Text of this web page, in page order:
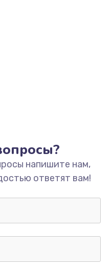
напишите нам,
ответят вам!